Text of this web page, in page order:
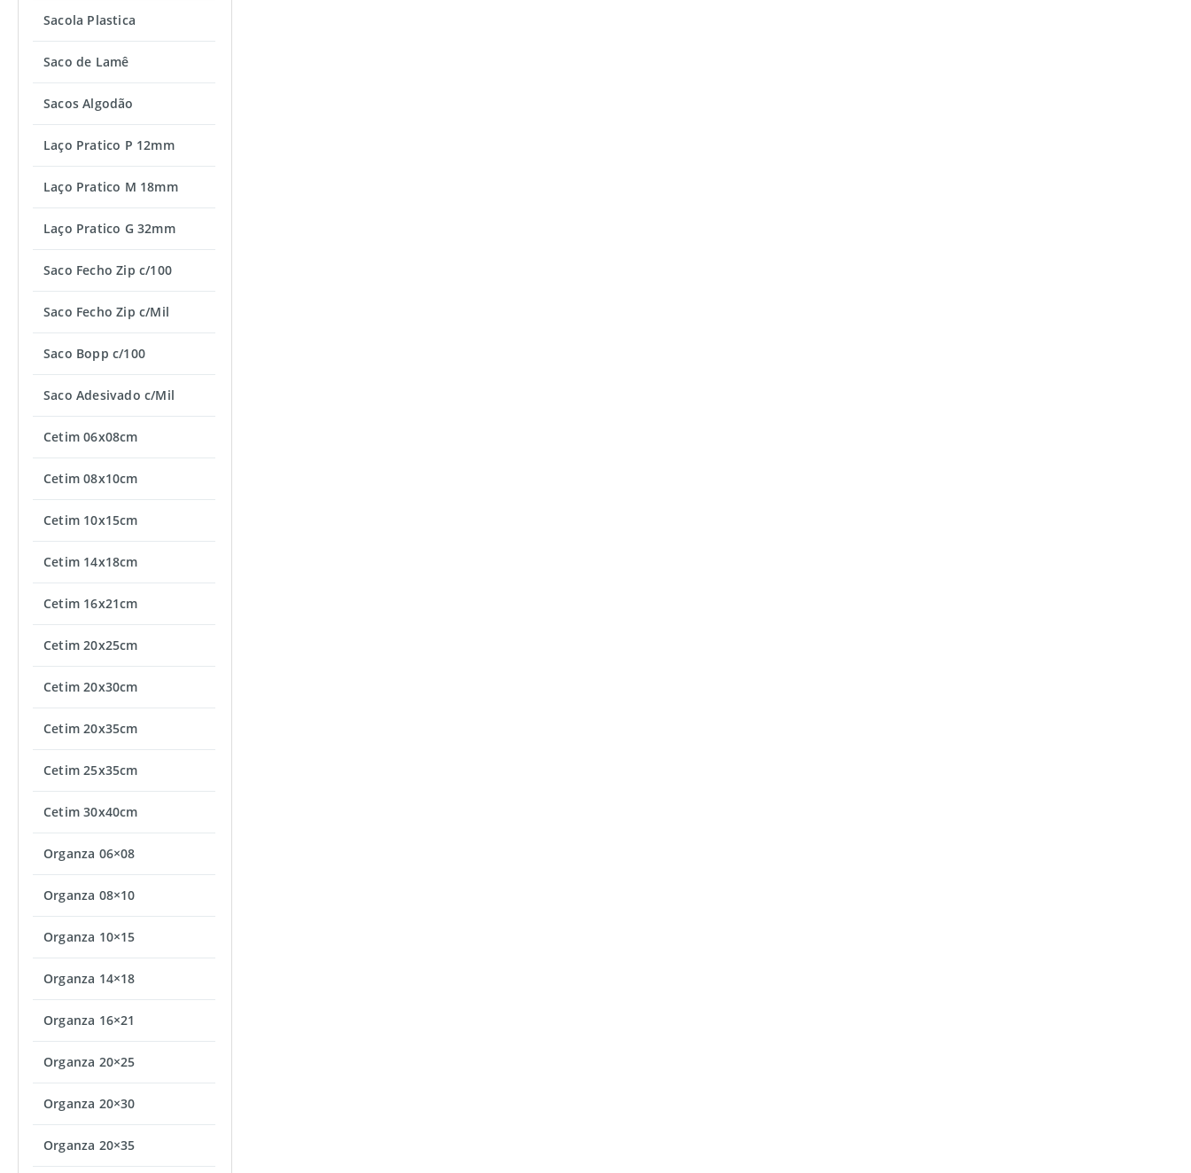
Sacola Plastica
Saco de Lamê
Sacos Algodão
Laço Pratico P 12mm
Laço Pratico M 18mm
Laço Pratico G 32mm
Saco Fecho Zip c/100
Saco Fecho Zip c/Mil
Saco Bopp c/100
Saco Adesivado c/Mil
Cetim 06x08cm
Cetim 08x10cm
Cetim 10x15cm
Cetim 14x18cm
Cetim 16x21cm
Cetim 20x25cm
Cetim 20x30cm
Cetim 20x35cm
Cetim 25x35cm
Cetim 30x40cm
Organza 06×08
Organza 08×10
Organza 10×15
Organza 14×18
Organza 16×21
Organza 20×25
Organza 20×30
Organza 20×35